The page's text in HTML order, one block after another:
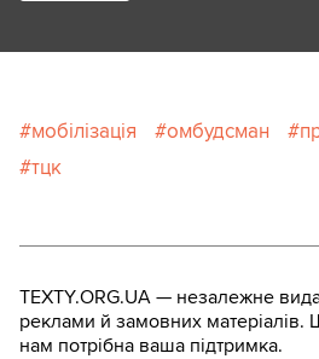
мобілізація омбудсман
тцк
TEXTY.ORG.UA — незалежне
реклами й замовних матеріалів.
нам потрібна ваша підтримка.